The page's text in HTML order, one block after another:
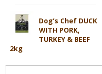
Dog’s Chef DUCK
WITH PORK,
TURKEY & BEEF
2kg